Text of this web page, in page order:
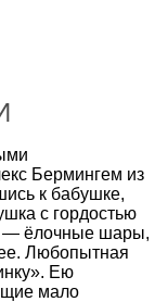
Бермингем из
к бабушке,
с гордостью
— ёлочные шары,
Любопытная
Ею
мало